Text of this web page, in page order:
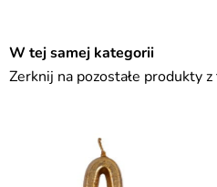
W tej samej kategorii
Zerknij na pozostałe produkty